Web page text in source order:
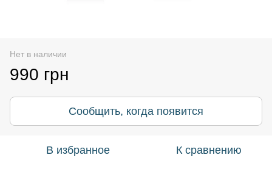
Нет в наличии
990 грн
Сообщить, когда появится
В избранное К сравнению